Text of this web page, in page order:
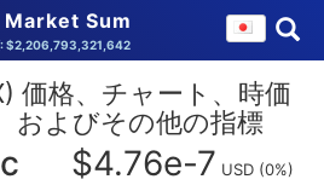
Sum
: $2,206,793,321,642
価格、チャート、時価
およびその他の指標
$4.76e-7 USD (0%)